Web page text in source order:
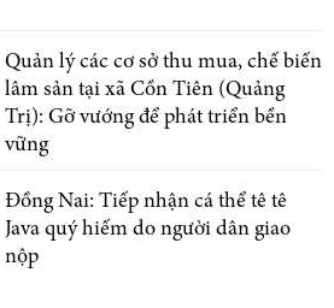
Quản lý các cơ sở thu mua, chế biến
lâm sản tại xã Cồn Tiên (Quảng
Trị): Gỡ vướng để phát triển bền
vững
Đồng Nai: Tiếp nhận cá thể tê tê
Java quý hiếm do người dân giao
nộp